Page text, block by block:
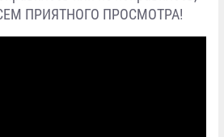
ПРИЯТНОГО ПРОСМОТРА!